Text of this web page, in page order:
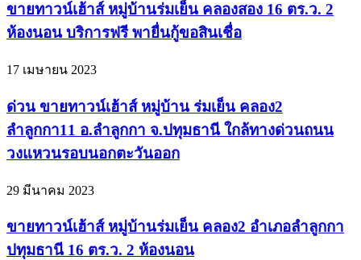
ขายทาวน์เฮ้าส์ หมู่บ้านร่มเย็น คลองสอง 16 ตร.ว. 2
ห้องนอน บริการฟรี พายื่นกู้ขอสินเชื่อ
17 เมษายน 2023
ด่วน ขายทาวน์เฮ้าส์ หมู่บ้าน ร่มเย็น คลอง2
ลำลูกกา11 อ.ลำลูกกา จ.ปทุมธานี ใกล้ทางด่วนถนน
วงแหวนรอบนอกตะวันออก
29 มีนาคม 2023
ขายทาวน์เฮ้าส์ หมู่บ้านร่มเย็น คลอง2 อำเภอลำลูกกา
ปทุมธานี 16 ตร.ว. 2 ห้องนอน